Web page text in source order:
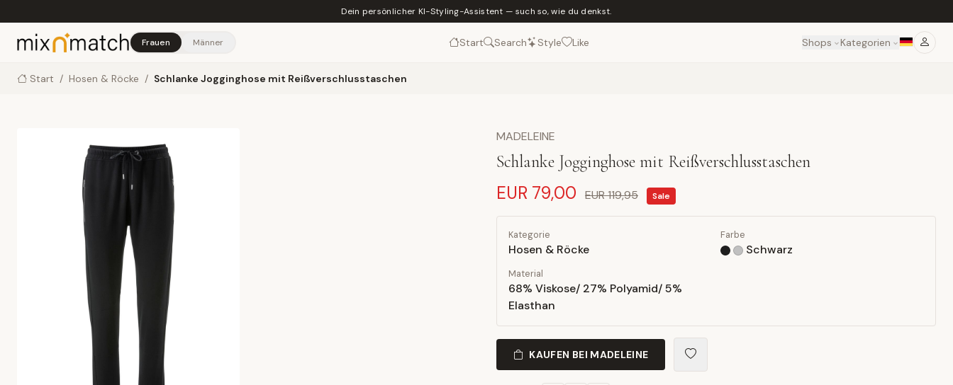
Dein persönlicher KI-Styling-Assistent — such so, wie du denkst.
Frauen Männer Start Search Style Like Shops Kategorien
Start / Hosen & Röcke / Schlanke Jogginghose mit Reißverschlusstaschen
MADELEINE
Schlanke Jogginghose mit Reißverschlusstaschen
EUR 79,00 EUR 119,95 Sale
Kategorie
Hosen & Röcke
Farbe
Schwarz
Material
68% Viskose/ 27% Polyamid/ 5%
Elasthan
KAUFEN BEI MADELEINE